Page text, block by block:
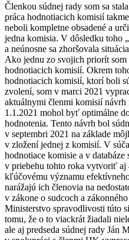
Členkou súdnej rady som sa
práca hodnotiacich komisií
neboli kompletne obsadené a
jedna komisia. V dôsledku toho
a neúnosne sa zhoršovala
Ako jednu zo svojich priorít
hodnotiacich komisií. Okrem
hodnotiacich komisií, ktorí boli
zvolení, som v marci 2021
aktuálnymi členmi komisií návrh
1.1.2021 mohol byť optimálne
hodnotenia. Tento návrh bol
v septembri 2021 na základe
v zložení jednej z komisií. V
hodnotiace komisie a v
v priebehu tohto roka vytvoriť
kľúčovému významu
narážajú ich členovia na
v zákone o sudcoch a
Ministerstvo spravodlivosti túto
tomu, že o to viackrát žiadali
ale aj predseda súdnej rady Ján